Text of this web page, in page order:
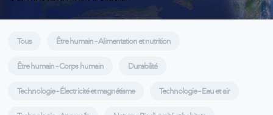
Tous Être humain – Alimentation et nutrition
Être humain – Corps humain Durabilité
Technologie – Électricité et magnétisme Technologie – Eau et air